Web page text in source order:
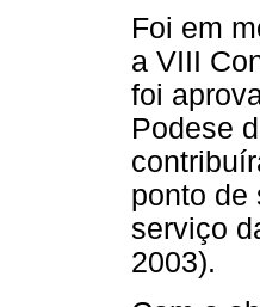
Foi em
a VIII
foi
Podese
ponto de
serviço
2003).